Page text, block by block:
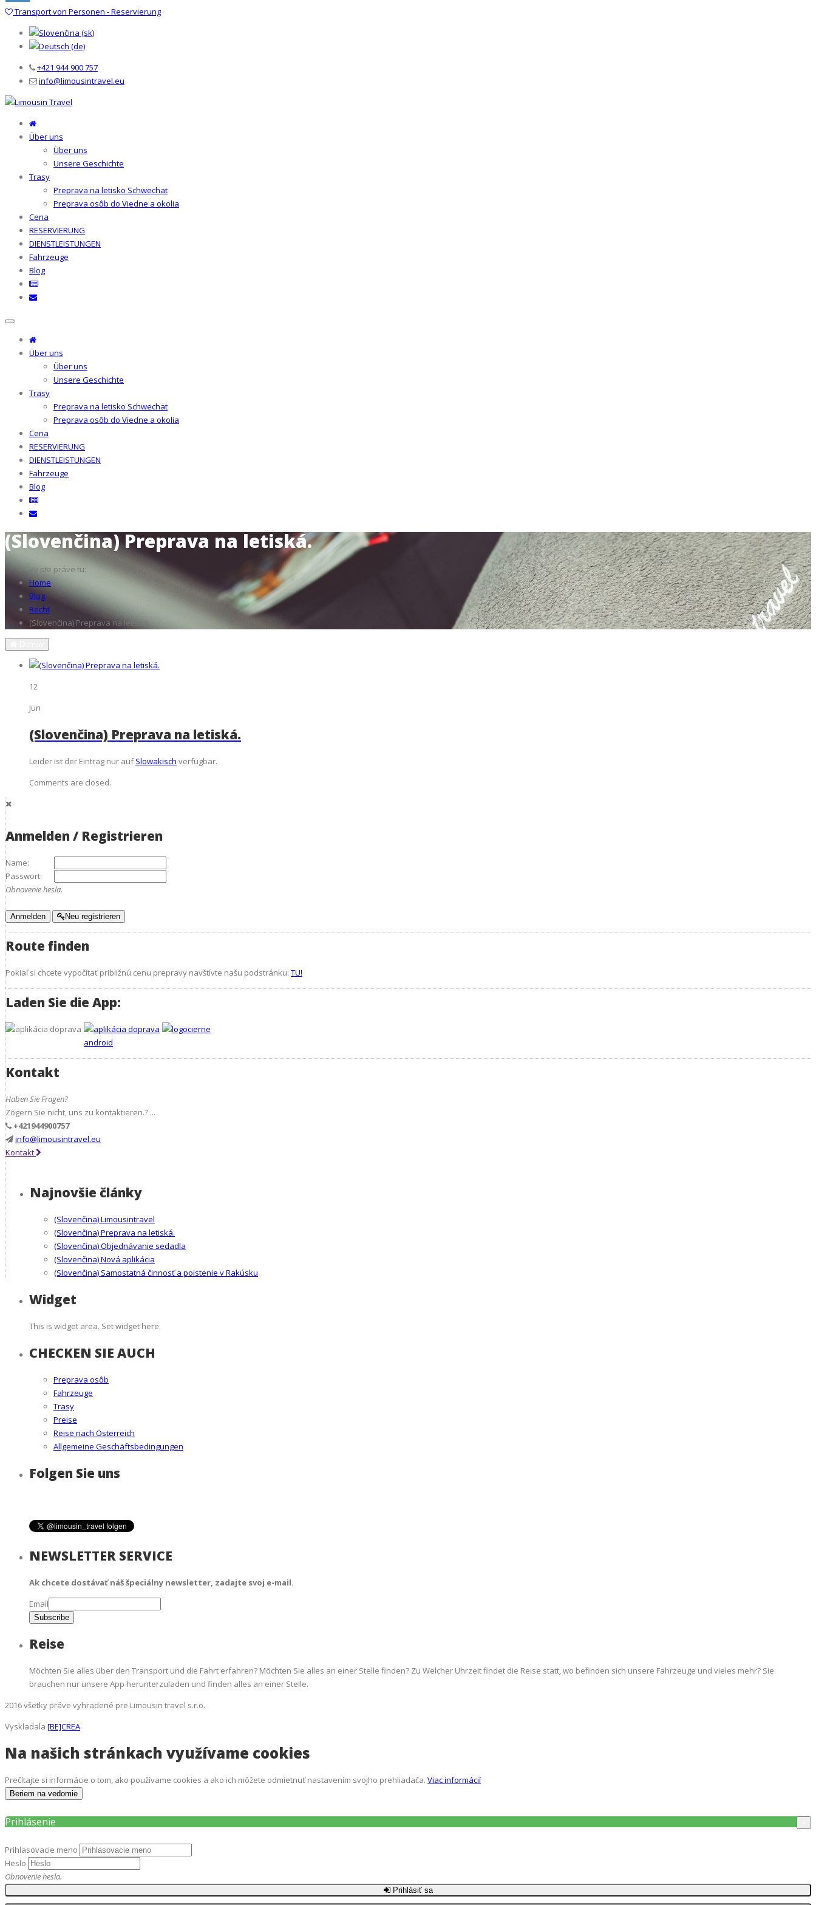
Transport von Personen - Reservierung
+421 944 900 757
info@limousintravel.eu
Über uns
Über uns
Unsere Geschichte
Trasy
Preprava na letisko Schwechat
Preprava osôb do Viedne a okolia
Cena
RESERVIERUNG
DIENSTLEISTUNGEN
Fahrzeuge
Blog
Über uns
Über uns
Unsere Geschichte
Trasy
Preprava na letisko Schwechat
Preprava osôb do Viedne a okolia
Cena
RESERVIERUNG
DIENSTLEISTUNGEN
Fahrzeuge
Blog
(Slovenčina) Preprava na letiská.
Vy ste práve tu:
Home
Blog
Recht
(Slovenčina) Preprava na letiská.
12
Jun
(Slovenčina) Preprava na letiská.
Leider ist der Eintrag nur aufSlowakisch verfügbar.
Comments are closed.
Anmelden / Registrieren
Name:
Passwort:
Obnovenie hesla.
Anmelden Neu registrieren
Route finden
Pokiaľ si chcete vypočítať približnú cenu prepravy navštívte našu podstránku: TU!
Laden Sie die App:
Kontakt
Haben Sie Fragen?
Zögern Sie nicht, uns zu kontaktieren.? ...
+421944900757
info@limousintravel.eu
Kontakt
Najnovšie články
(Slovenčina) Limousintravel
(Slovenčina) Preprava na letiská.
(Slovenčina) Objednávanie sedadla
(Slovenčina) Nová aplikácia
(Slovenčina) Samostatná činnosť a poistenie v Rakúsku
Widget
This is widget area. Set widget here.
CHECKEN SIE AUCH
Preprava osôb
Fahrzeuge
Trasy
Preise
Reise nach Österreich
Allgemeine Geschäftsbedingungen
Folgen Sie uns
NEWSLETTER SERVICE
Ak chcete dostávať náš špeciálny newsletter, zadajte svoj e-mail.
Email
Reise
Möchten Sie alles über den Transport und die Fahrt erfahren? Möchten Sie alles an einer Stelle finden? Zu Welcher Uhrzeit findet die Reise statt, wo befinden sich unsere Fahrzeuge und vieles mehr? Sie
brauchen nur unsere App herunterzuladen und finden alles an einer Stelle.
2016 všetky práve vyhradené pre Limousin travel s.r.o.
Vyskladala [BE]CREA
Na našich stránkach využívame cookies
Prečítajte si informácie o tom, ako používame cookies a ako ich môžete odmietnuť nastavením svojho prehliadača. Viac informácií
Beriem na vedomie
Prihlásenie
Prihlasovacie meno
Heslo
Obnovenie hesla.
Prihlásiť sa